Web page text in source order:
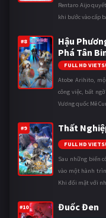
Rentaro Aijo
khi bước vào cấp
#8
Hậu
Phá Tân
FULL HD
Atobe Arihito,
công việc, bất
Vương quốc Mê
#9 Thất
FULL HD
Sau những biến
vào một hành
Khi đối mặt với
#10 Đuốc Đen